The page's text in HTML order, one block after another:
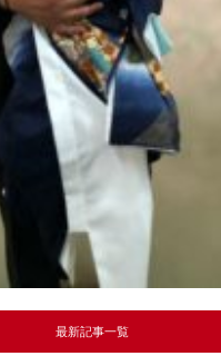
最新記事一覧